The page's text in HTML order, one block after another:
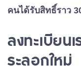
คนได้รับสิทธิ์ราว
ลงทะเบียน
ระลอกใหม่